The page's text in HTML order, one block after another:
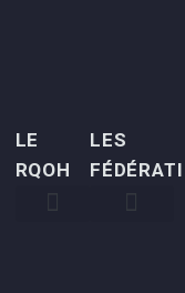
LE
RQOH
LES